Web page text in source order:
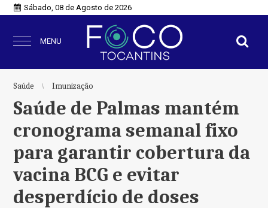
Sábado, 08 de Agosto de 2026
MENU
Saúde Imunização
Saúde de Palmas mantém
cronograma semanal fixo
para garantir cobertura da
vacina BCG e evitar
desperdício de doses